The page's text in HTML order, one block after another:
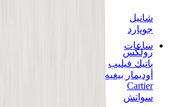
شانيل
جويارد
ساعات
رولكس
باتيك فيليب
أوديمار بيغيه
Cartier
سواتش